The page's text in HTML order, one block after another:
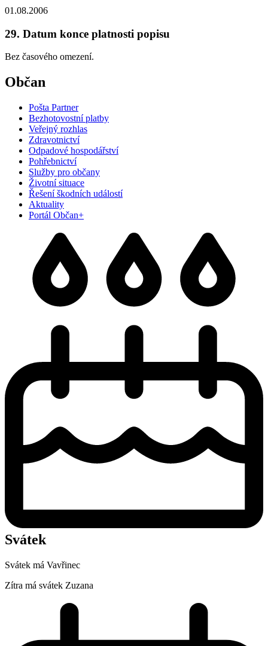
01.08.2006
29. Datum konce platnosti popisu
Bez časového omezení.
Občan
Pošta Partner
Bezhotovostní platby
Veřejný rozhlas
Zdravotnictví
Odpadové hospodářství
Pohřebnictví
Služby pro občany
Životní situace
Řešení škodních událostí
Aktuality
Portál Občan+
Svátek
Svátek má Vavřinec
Zítra má svátek Zuzana